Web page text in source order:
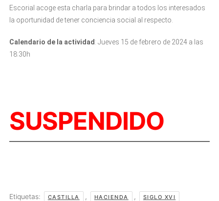
Escorial acoge esta charla para brindar a todos los interesados
la oportunidad de tener conciencia social al respecto.
Calendario de la actividad : Jueves 15 de febrero de 2024 a las
18:30h
SUSPENDIDO
Etiquetas: CASTILLA , HACIENDA , SIGLO XVI